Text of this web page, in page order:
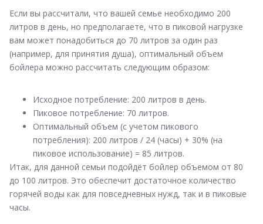
Если вы рассчитали, что вашей семье необходимо 200
литров в день, но предполагаете, что в пиковой нагрузке
вам может понадобиться до 70 литров за один раз
(например, для принятия душа), оптимальный объем
бойлера можно рассчитать следующим образом:
Исходное потребление: 200 литров в день.
Пиковое потребление: 70 литров.
Оптимальный объем (с учетом пикового
потребления): 200 литров / 24 (часы) + 30% (на
пиковое использование) = 85 литров.
Итак, для данной семьи подойдёт бойлер объемом от 80
до 100 литров. Это обеспечит достаточное количество
горячей воды как для повседневных нужд, так и в пиковые
часы.